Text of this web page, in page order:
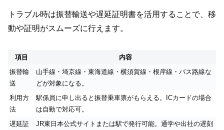
トラブル時は振替輸送や遅延証明書を活用することで、移
動や証明がスムーズに行えます。
項目
内容
振替輸
送
山手線・埼京線・東海道線・横須賀線・根岸線・バス路線な
どが対象になる。
利用方
法
駅係員に申し出ると振替乗車票がもらえる。ICカードの場合
は自動で対応可。
遅延証
JR東日本公式サイトまたは駅で発行可能。通学や出社の遅刻